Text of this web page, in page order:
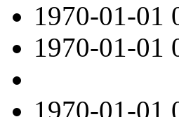
1970-01-01
1970-01-01
1970-01-01